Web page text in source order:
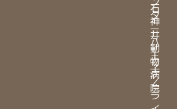
石
神
井
動
物
病
院
タ
ー
八
王
子
／
ラ